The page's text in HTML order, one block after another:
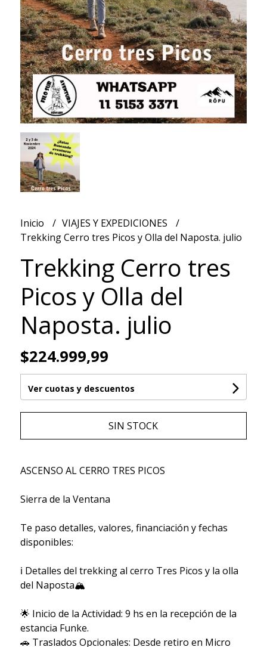
Inicio
VIAJES Y EXPEDICIONES
Trekking Cerro tres Picos y Olla del Naposta. julio
Trekking Cerro tres
Picos y Olla del
Naposta. julio
$224.999,99
Ver cuotas y descuentos
SIN STOCK
ASCENSO AL CERRO TRES PICOS
Sierra de la Ventana
Te paso detalles, valores, financiación y fechas
disponibles:
ℹ Detalles del trekking al cerro Tres Picos y la olla
del Naposta🏔
🌟 Inicio de la Actividad: 9 hs en la recepción de la
estancia Funke.
🚗 Traslados Opcionales: Desde retiro en Micro